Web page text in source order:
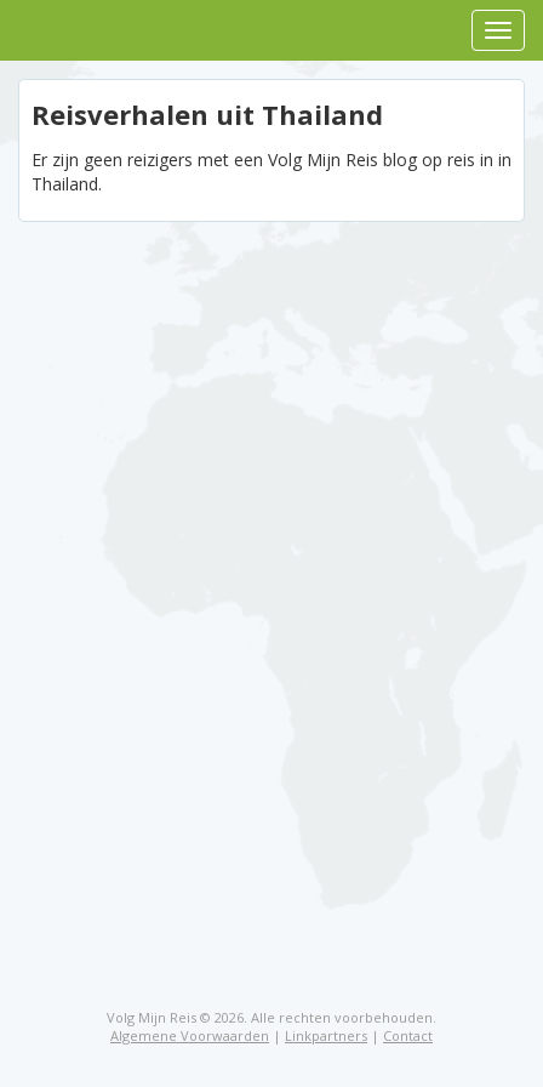
Reisverhalen uit Thailand
Er zijn geen reizigers met een Volg Mijn Reis blog op reis in in
Thailand.
Volg Mijn Reis © 2026. Alle rechten voorbehouden.
Algemene Voorwaarden | Linkpartners | Contact